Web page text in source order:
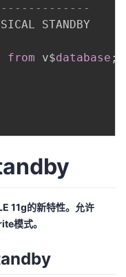
STANDBY
from v$database ;
11g的新特性。允许
模式。